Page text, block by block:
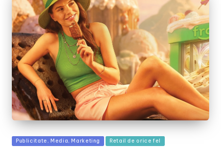
Posted
Publicitate, Media, Marketing Retail de orice fel